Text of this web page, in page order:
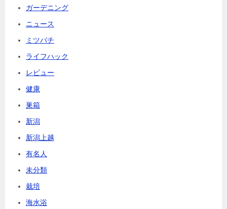
ガーデニング
ニュース
ミツバチ
ライフハック
レビュー
健康
巣箱
新潟
新潟上越
有名人
未分類
栽培
海水浴